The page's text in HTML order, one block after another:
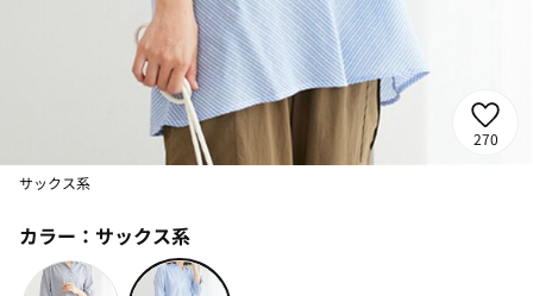
270
サックス系
カラー： サックス系